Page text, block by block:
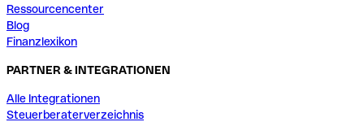
Ressourcencenter
Blog
Finanzlexikon
PARTNER & INTEGRATIONEN
Alle Integrationen
Steuerberaterverzeichnis